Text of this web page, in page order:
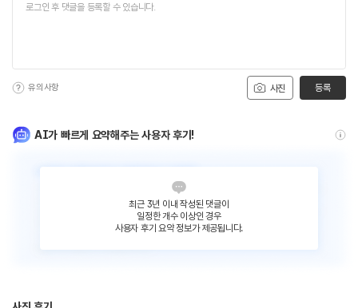
사진
유의사항 등록
AI가 빠르게 요약해주는 사용자 후기!
최근 3년 이내 작성된 댓글이
일정한 개수 이상인 경우
사용자 후기 요약 정보가 제공됩니다.